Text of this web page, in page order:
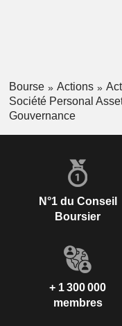
Bourse Actions
Société Personal
Gouvernance
N°1 du Conseil
Boursier
+ 1 300 000
membres